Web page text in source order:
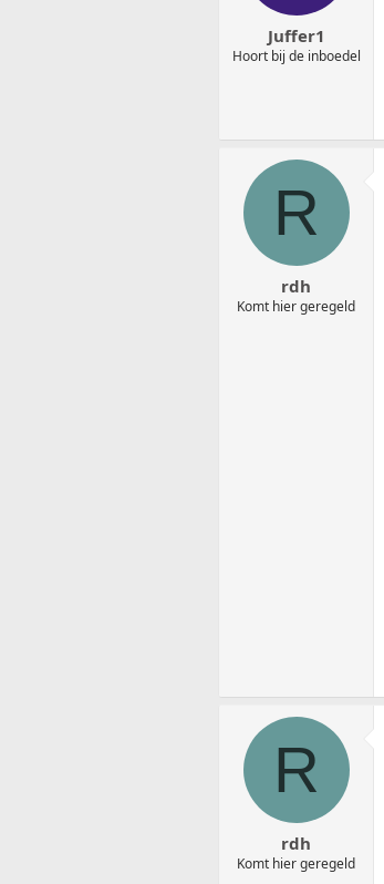
Juffer1
Hoort bij de inboedel
R
rdh
Komt hier geregeld
R
rdh
Komt hier geregeld